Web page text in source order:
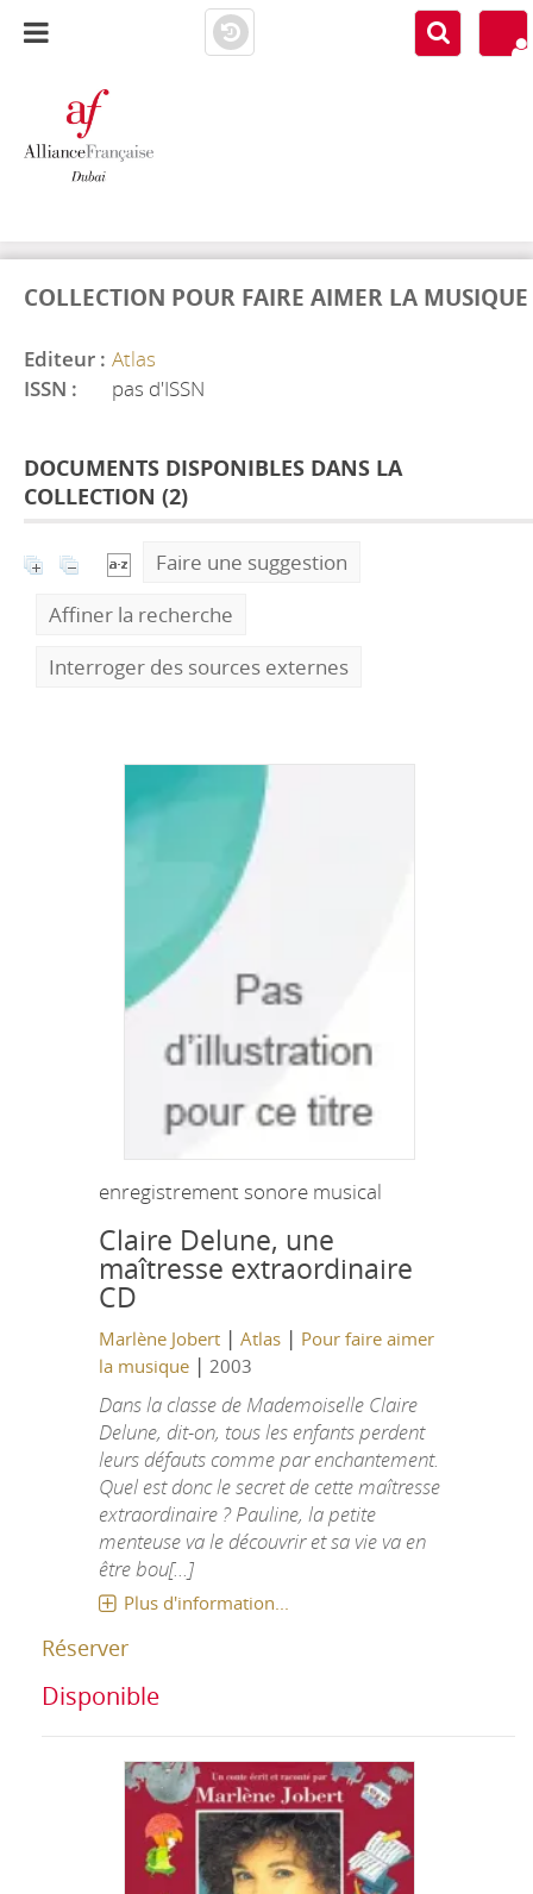
COLLECTION POUR FAIRE AIMER LA MUSIQUE
Editeur : Atlas
ISSN :
pas d'ISSN
DOCUMENTS DISPONIBLES DANS LA
COLLECTION (2)
Faire une suggestion
Affiner la recherche
Interroger des sources externes
enregistrement sonore musical
Claire Delune, une
maîtresse extraordinaire
CD
Marlène Jobert | Atlas| Pour faire aimer
la musique| 2003
Dans la classe de Mademoiselle Claire
Delune, dit-on, tous les enfants perdent
leurs défauts comme par enchantement.
Quel est donc le secret de cette maîtresse
extraordinaire ? Pauline, la petite
menteuse va le découvrir et sa vie va en
être bou[...]
Plus d'information...
Réserver
Disponible